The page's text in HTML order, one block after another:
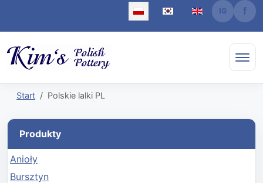
Wybierz swój język
Start Polskie lalki PL
Produkty
Anioły
Bursztyn